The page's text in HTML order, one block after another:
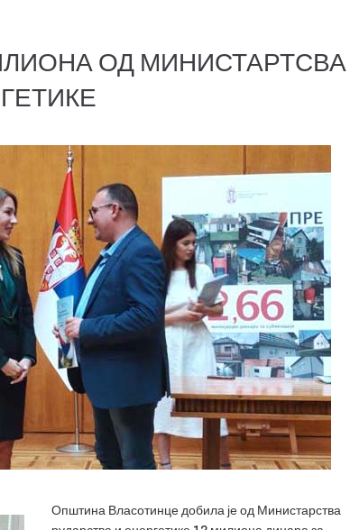
ОД МИНИСТАРТСВА
Општина Власотинце добила је од Министарства